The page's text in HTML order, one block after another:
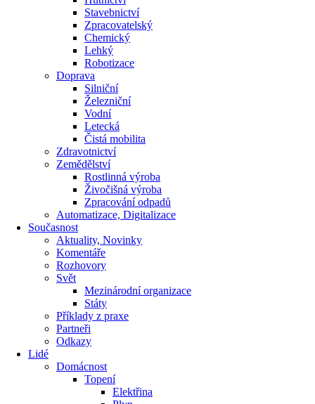
Stavebnictví
Zpracovatelský
Chemický
Lehký
Robotizace
Doprava
Silniční
Železniční
Vodní
Letecká
Čistá mobilita
Zdravotnictví
Zemědělství
Rostlinná výroba
Živočišná výroba
Zpracování odpadů
Automatizace, Digitalizace
Současnost
Aktuality, Novinky
Komentáře
Rozhovory
Svět
Mezinárodní organizace
Státy
Příklady z praxe
Partneři
Odkazy
Lidé
Domácnost
Topení
Elektřina